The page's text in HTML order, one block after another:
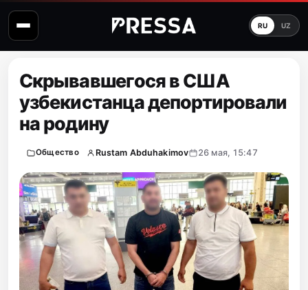
RU UZ
Скрывавшегося в США
узбекистанца депортировали
на родину
Общество Rustam Abduhakimov 26 мая, 15:47